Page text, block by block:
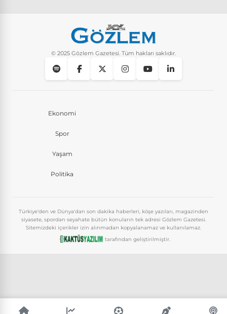
Instagram’da keşfet nasıl temizlenir?
© 2025 Gözlem Gazetesi. Tüm hakları saklıdır.
Ekonomi
Spor
Yaşam
Politika
Türkiye'den ve Dünya'dan son dakika haberleri, köşe yazıları, magazinden
siyasete, spordan seyahate bütün konuların tek adresi Gözlem Gazetesi.
Sitemizdeki içerikler izin alınmadan kopyalanamaz ve kullanılamaz.
tarafından geliştirilmiştir.